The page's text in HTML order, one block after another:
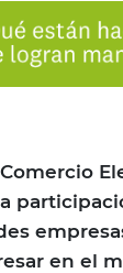
en el